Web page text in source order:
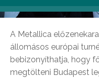
A Metallica
állomásos európai
bebizonyíthatja, hogy
megtölteni Budapest